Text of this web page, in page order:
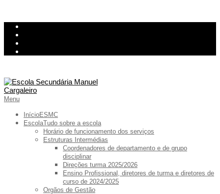
Skip
content
Primary
Menu
Menu
InícioESMC
EscolaTudo sobre a escola
Horário de funcionamento dos serviços
Estruturas Intermédias
Coordenadores de departamento e de grupo
disciplinar
Direções turma 2025/2026
Ensino Profissional, diretores de turma e diretores de
curso de 2024/2025
Orgãos de Gestão